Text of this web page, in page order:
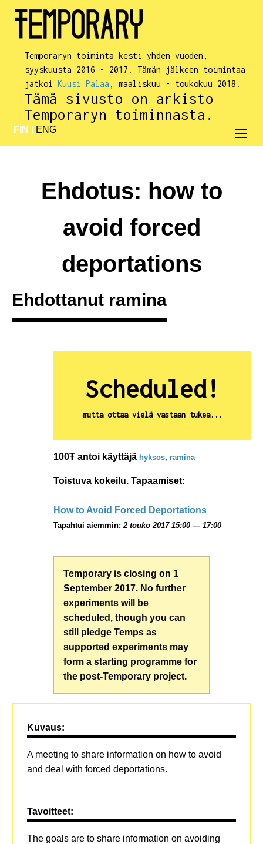
Temporaryn toiminta kesti yhden vuoden,
syyskuusta 2016 - 2017. Tämän jälkeen toimintaa
jatkoiKuusi Palaa , maaliskuu - toukokuu 2018.
Tämä sivusto on arkisto
Temporaryn toiminnasta.
FIN ENG
Ehdotus: how to
avoid forced
deportations
Ehdottanut ramina
Scheduled!
mutta ottaa vielä vastaan tukea...
100Ŧ antoi käyttäjä hyksos,ramina
Toistuva kokeilu. Tapaamiset:
How to Avoid Forced Deportations
Tapahtui aiemmin:2 touko 2017 15:00 — 17:00
Temporary is closing on 1
September 2017. No further
experiments will be
scheduled, though you can
still pledge Temps as
supported experiments may
form a starting programme for
the post-Temporary project.
Kuvaus:
A meeting to share information on how to avoid
and deal with forced deportations.
Tavoitteet:
The goals are to share information on avoiding